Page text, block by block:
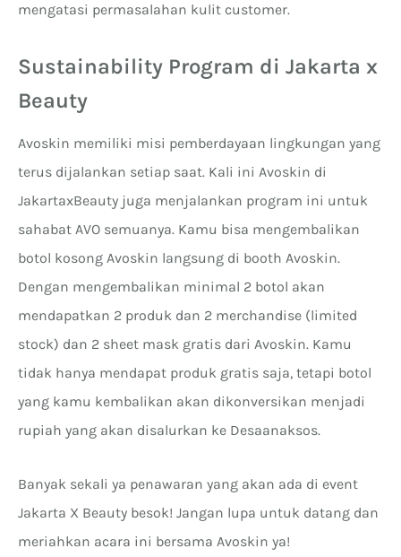
mengatasi permasalahan kulit customer.
Sustainability Program di Jakarta x
Beauty
Avoskin memiliki misi pemberdayaan lingkungan yang
terus dijalankan setiap saat. Kali ini Avoskin di
JakartaxBeauty juga menjalankan program ini untuk
sahabat AVO semuanya. Kamu bisa mengembalikan
botol kosong Avoskin langsung di booth Avoskin.
Dengan mengembalikan minimal 2 botol akan
mendapatkan 2 produk dan 2 merchandise (limited
stock) dan 2 sheet mask gratis dari Avoskin. Kamu
tidak hanya mendapat produk gratis saja, tetapi botol
yang kamu kembalikan akan dikonversikan menjadi
rupiah yang akan disalurkan ke Desaanaksos.
Banyak sekali ya penawaran yang akan ada di event
Jakarta X Beauty besok! Jangan lupa untuk datang dan
meriahkan acara ini bersama Avoskin ya!